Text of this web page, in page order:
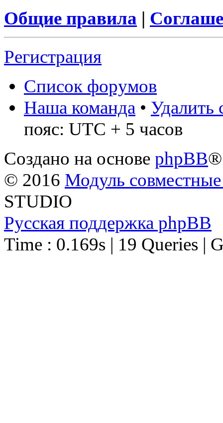
Общие правила |
Регистрация
Список форумов
Наша команда • Удалить
пояс: UTC + 5 часов
Создано на основе phpBB®
© 2016 Модуль
STUDIO
Русская поддержка phpBB
Time : 0.169s | 19 Queries |